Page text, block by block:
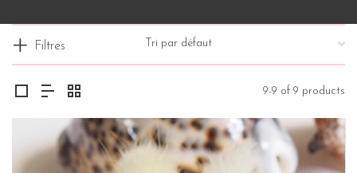
Filtres
9-9 of 9 products